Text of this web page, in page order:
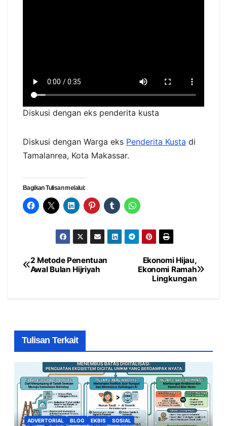
Diskusi dengan eks penderita kusta
Diskusi dengan Warga eks Penderita Kusta di
Tamalanrea, Kota Makassar.
Bagikan Tulisan melalui:
Navigasi
Ekonomi Hijau,
Ekonomi Ramah
Lingkungan
2 Metode Penentuan
Awal Bulan Hijriyah
Tulisan Terkait
ADVERTORIAL BLOG EKBIS SOSIAL